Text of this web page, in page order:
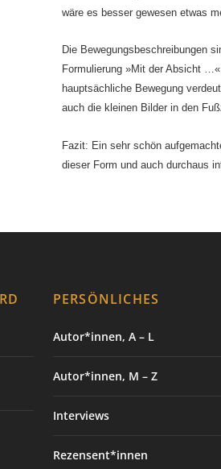
wäre es besser gewesen etwas
Die Bewegungsbeschreibungen
Formulierung »Mit der Absicht
hauptsächliche Bewegung
auch die kleinen Bilder in den
Fazit: Ein sehr schön
dieser Form und auch durchaus
PERSÖNLICHES
Autor*innen, A – L
Autor*innen, M – Z
Interviews
Rezensent*innen